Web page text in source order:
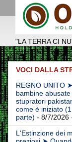
"LA TERRA CI
VOCI DALLA
REGNO UNITO
bambine
stupratori
come è iniziato (1
parte) - 8/7/2026
L'Estinzione dei